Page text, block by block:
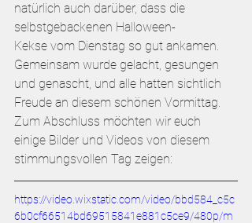
natürlich auch darüber, dass die
selbstgebackenen Halloween-
Kekse vom Dienstag so gut ankamen.
Gemeinsam wurde gelacht, gesungen
und genascht, und alle hatten sichtlich
Freude an diesem schönen Vormittag.
Zum Abschluss möchten wir euch
einige Bilder und Videos von diesem
stimmungsvollen Tag zeigen:
https://video.wixstatic.com/video/bbd584_c5c
6b0cf66514bd69515841e881c5ce9/480p/m